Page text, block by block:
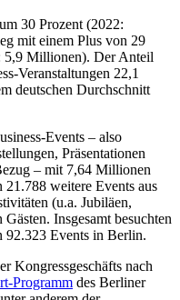
30 Prozent (2022:
mit einem Plus von 29
5,9 Millionen). Der Anteil
Veranstaltungen 22,1
deutschen Durchschnitt
Events – also
Präsentationen
– mit 7,64 Millionen
weitere Events aus
(u.a. Jubiläen,
Insgesamt besuchten
92.323 Events in Berlin.
Kongressgeschäfts nach
Programm des Berliner